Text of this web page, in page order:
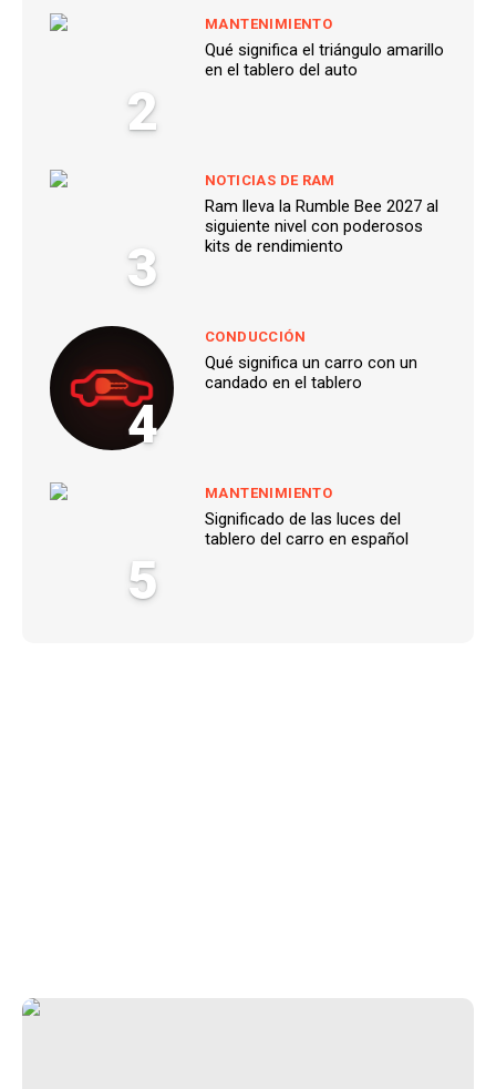
2
MANTENIMIENTO
Qué significa el triángulo amarillo
en el tablero del auto
3
NOTICIAS DE RAM
Ram lleva la Rumble Bee 2027 al
siguiente nivel con poderosos
kits de rendimiento
4
CONDUCCIÓN
Qué significa un carro con un
candado en el tablero
5
MANTENIMIENTO
Significado de las luces del
tablero del carro en español